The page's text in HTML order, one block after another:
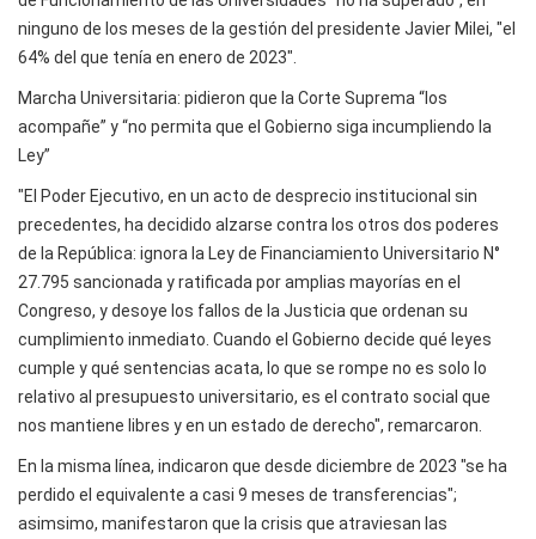
ninguno de los meses de la gestión del presidente Javier Milei, "el
64% del que tenía en enero de 2023".
Marcha Universitaria: pidieron que la Corte Suprema “los
acompañe” y “no permita que el Gobierno siga incumpliendo la
Ley”
"El Poder Ejecutivo, en un acto de desprecio institucional sin
precedentes, ha decidido alzarse contra los otros dos poderes
de la República: ignora la Ley de Financiamiento Universitario N°
27.795 sancionada y ratificada por amplias mayorías en el
Congreso, y desoye los fallos de la Justicia que ordenan su
cumplimiento inmediato. Cuando el Gobierno decide qué leyes
cumple y qué sentencias acata, lo que se rompe no es solo lo
relativo al presupuesto universitario, es el contrato social que
nos mantiene libres y en un estado de derecho", remarcaron.
En la misma línea, indicaron que desde diciembre de 2023 "se ha
perdido el equivalente a casi 9 meses de transferencias";
asimsimo, manifestaron que la crisis que atraviesan las